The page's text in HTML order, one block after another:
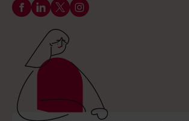
Følg os på Facebook
Følg os på LinkedIn
Følg os på X
Følg os på Instagram